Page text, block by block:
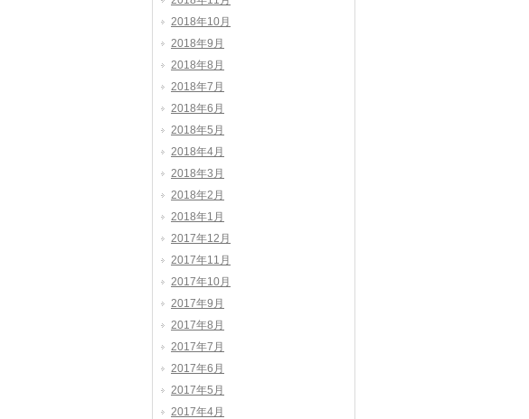
2018年10月
2018年9月
2018年8月
2018年7月
2018年6月
2018年5月
2018年4月
2018年3月
2018年2月
2018年1月
2017年12月
2017年11月
2017年10月
2017年9月
2017年8月
2017年7月
2017年6月
2017年5月
2017年4月